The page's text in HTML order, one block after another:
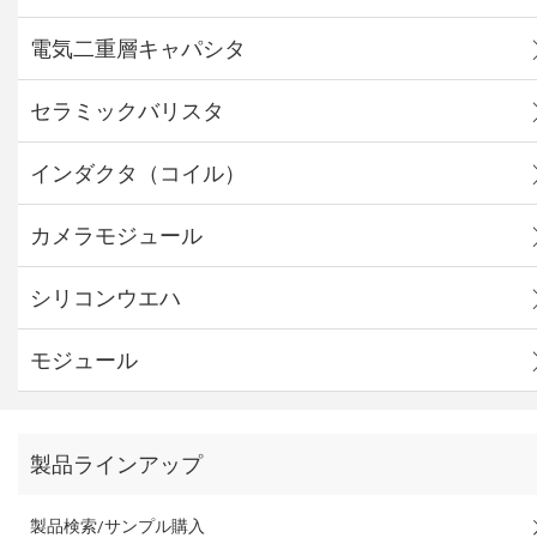
電気二重層キャパシタ
セラミックバリスタ
インダクタ（コイル）
カメラモジュール
シリコンウエハ
モジュール
製品ラインアップ
製品検索/サンプル購入